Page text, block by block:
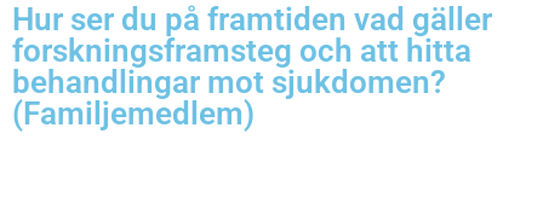
Hur ser du på framtiden vad gäller
forskningsframsteg och att hitta
behandlingar mot sjukdomen?
(Familjemedlem)